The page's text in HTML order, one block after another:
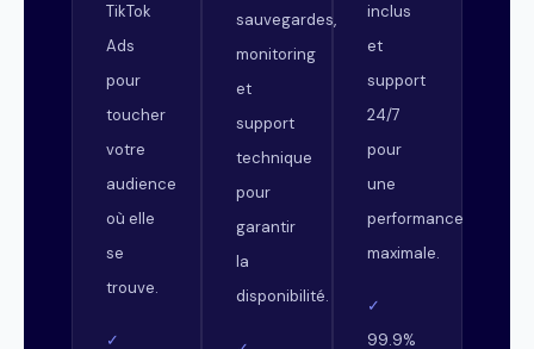
TikTok
Ads
pour
toucher
votre
audience
où elle
se
trouve.
✓
sauvegardes,
monitoring
et
support
technique
pour
garantir
la
disponibilité.
inclus
et
support
24/7
pour
une
performance
maximale.
✓
99.9%